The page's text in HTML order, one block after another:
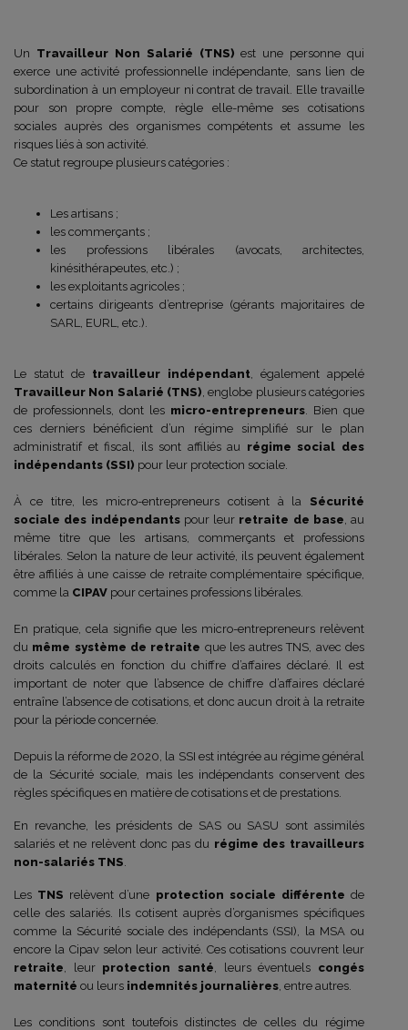
Un Travailleur Non Salarié (TNS) est une personne qui
exerce une activité professionnelle indépendante, sans lien de
subordination à un employeur ni contrat de travail. Elle travaille
pour son propre compte, règle elle-même ses cotisations
sociales auprès des organismes compétents et assume les
risques liés à son activité.
Ce statut regroupe plusieurs catégories :
Les artisans ;
les commerçants ;
les professions libérales (avocats, architectes,
kinésithérapeutes, etc.) ;
les exploitants agricoles ;
certains dirigeants d’entreprise (gérants majoritaires de
SARL, EURL, etc.).
Le statut de travailleur indépendant , également appelé
Travailleur Non Salarié (TNS) , englobe plusieurs catégories
de professionnels, dont les micro-entrepreneurs . Bien que
ces derniers bénéficient d’un régime simplifié sur le plan
administratif et fiscal, ils sont affiliés au régime social des
indépendants (SSI) pour leur protection sociale.
À ce titre, les micro-entrepreneurs cotisent à la Sécurité
sociale des indépendantspour leur retraite de base , au
même titre que les artisans, commerçants et professions
libérales. Selon la nature de leur activité, ils peuvent également
être affiliés à une caisse de retraite complémentaire spécifique,
comme la CIPAV pour certaines professions libérales.
En pratique, cela signifie que les micro-entrepreneurs relèvent
du même système de retraite que les autres TNS, avec des
droits calculés en fonction du chiffre d’affaires déclaré. Il est
important de noter que l’absence de chiffre d’affaires déclaré
entraîne l’absence de cotisations, et donc aucun droit à la retraite
pour la période concernée.
Depuis la réforme de 2020, la SSI est intégrée au régime général
de la Sécurité sociale, mais les indépendants conservent des
règles spécifiques en matière de cotisations et de prestations.
En revanche, les présidents de SAS ou SASU sont assimilés
salariés et ne relèvent donc pas du régime des travailleurs
non-salariés TNS
Les TNS relèvent d’une protection sociale différente de
celle des salariés. Ils cotisent auprès d’organismes spécifiques
comme la Sécurité sociale des indépendants (SSI), la MSA ou
encore la Cipav selon leur activité. Ces cotisations couvrent leur
retraite , leur protection santé , leurs éventuels congés
maternité ou leurs indemnités journalières , entre autres.
Les conditions sont toutefois distinctes de celles du régime